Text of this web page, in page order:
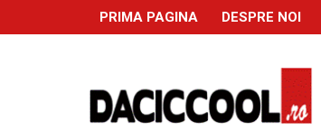
PRIMA PAGINA DESPRE NOI